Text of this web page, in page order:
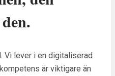
Vi lever i en digitaliserad
är viktigare än